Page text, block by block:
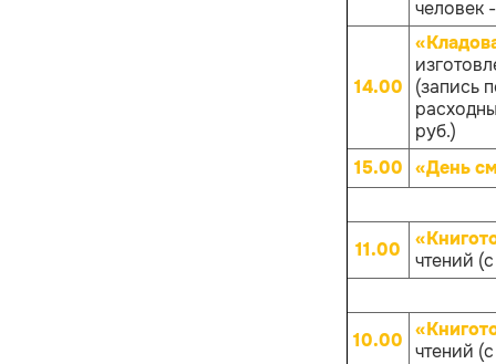
человек
14.00
(запись
руб.)
15.00 «День
11.00
чтений
10.00 чтений